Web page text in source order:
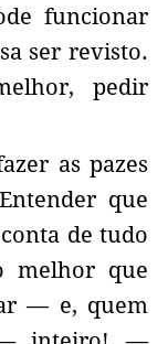
funcionar
ser revisto.
pedir
as pazes
que
de tudo
melhor que
— e, quem